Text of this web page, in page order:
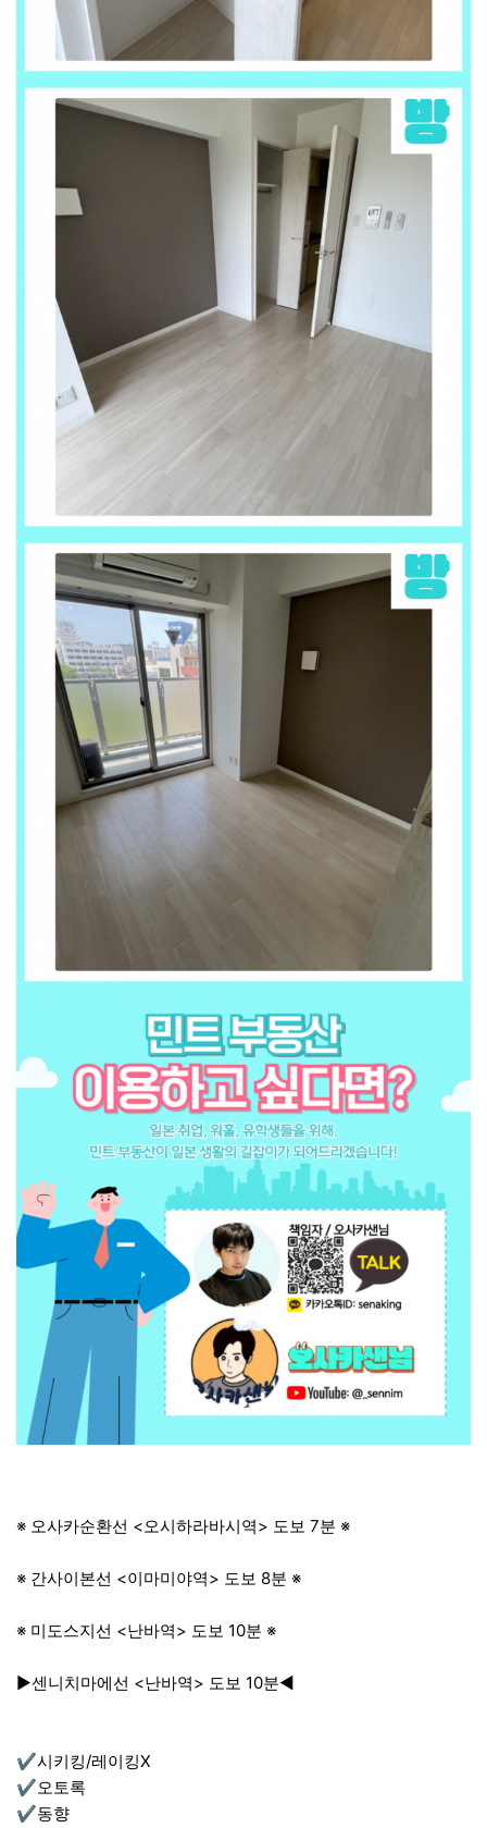
※ 오사카순환선 <오시하라바시역> 도보 7분 ※
※ 간사이본선 <이마미야역> 도보 8분 ※
※ 미도스지선 <난바역> 도보 10분 ※
▶센니치마에선 <난바역> 도보 10분◀
✔시키킹/레이킹X
✔오토록
✔동향